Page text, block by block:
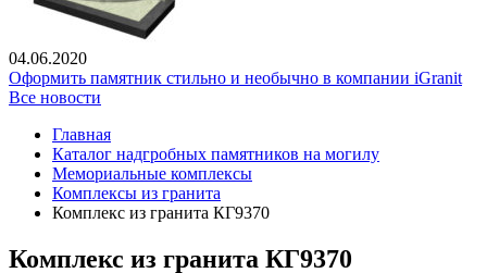
04.06.2020
Оформить памятник стильно и необычно в компании iGranit
Все новости
Главная
Каталог надгробных памятников на могилу
Мемориальные комплексы
Комплексы из гранита
Комплекс из гранита КГ9370
Комплекс из гранита КГ9370